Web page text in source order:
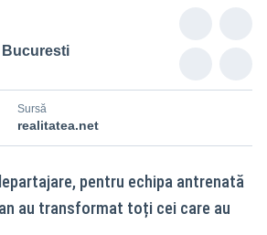
Bucuresti
Sursă
realitatea.net
pentru echipa antrenată
au transformat toți cei care au